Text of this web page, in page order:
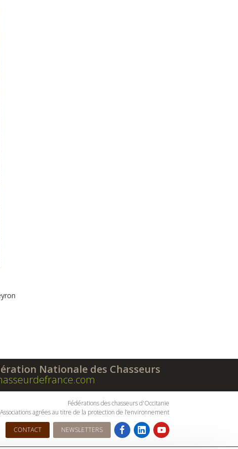
Nationale des Chasseurs
Fédérations des chasseurs d'Occitanie
Associations agrées au titre de la protection de l’environnement
CONTACT NEWSLETTERS